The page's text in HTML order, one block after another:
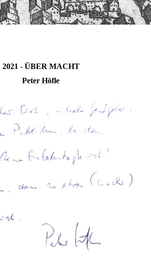
2021 - ÜBER MACHT
Peter Höfle